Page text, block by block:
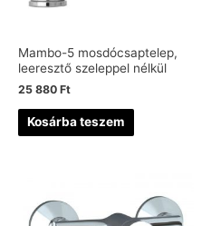
Mambo-5 mosdócsaptelep,
leeresztő szeleppel nélkül
25 880 Ft
Kosárba teszem